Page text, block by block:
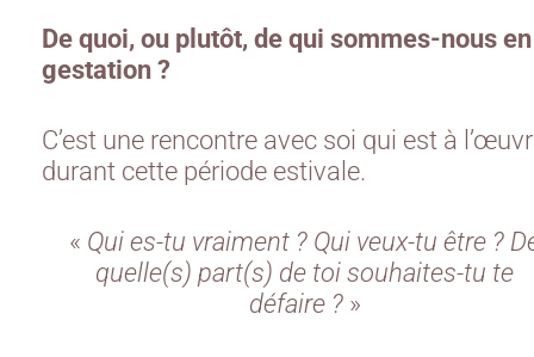
De quoi, ou plutôt, de qui sommes-nous en
gestation ?
C’est une rencontre avec soi qui est à
durant cette période estivale.
« Qui es-tu vraiment ? Qui veux-tu être ?
quelle(s) part(s) de toi souhaites-tu te
défaire ? »